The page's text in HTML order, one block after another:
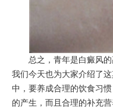
总之，青年是白癜风的
我们今天也为大家介绍了
中，要养成合理的饮食习
的产生，而且合理的补充